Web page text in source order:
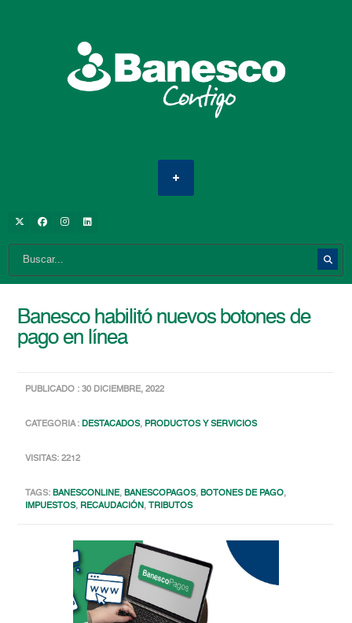
Banesco habilitó nuevos botones de
pago en línea
PUBLICADO : 30 DICIEMBRE, 2022
CATEGORIA :DESTACADOS, PRODUCTOS Y SERVICIOS
VISITAS: 2212
TAGS:BANESCONLINE,BANESCOPAGOS,BOTONES DE PAGO,
IMPUESTOS, RECAUDACIÓN, TRIBUTOS